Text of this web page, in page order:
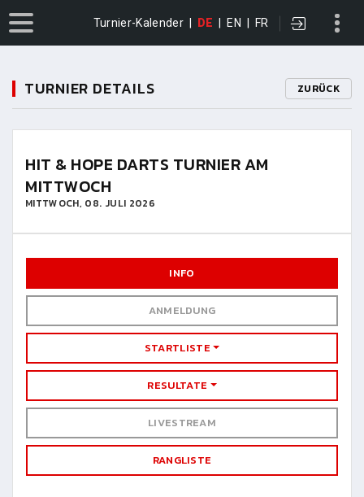
Turnier-Kalender DE EN FR
TURNIER DETAILS ZURÜCK
HIT & HOPE DARTS TURNIER AM
MITTWOCH
MITTWOCH, 08. JULI 2026
INFO
ANMELDUNG
STARTLISTE
RESULTATE
LIVESTREAM
RANGLISTE